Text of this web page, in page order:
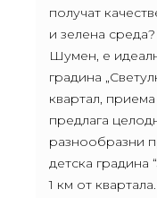
получат
и зелена
Шумен, е
градина
квартал,
предлага
разнообразни
детска градина
1 км от квартала.